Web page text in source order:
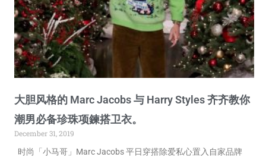
大胆风格的 Marc Jacobs 与 Harry Styles 齐齐教你
潮男必备珍珠项鍊搭卫衣。
December 31, 2019
时尚「小马哥」Marc Jacobs 平日穿搭除爱私心置入自家品牌